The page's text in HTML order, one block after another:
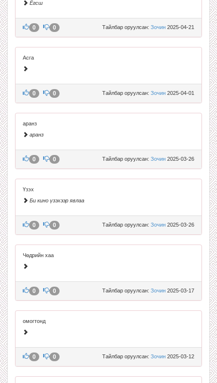
Ёгсш
Тайлбар оруулсан: Зочин 2025-04-21
0 0
Асга
Тайлбар оруулсан: Зочин 2025-04-01
0 0
аранз
аранз
Тайлбар оруулсан: Зочин 2025-03-26
0 0
Үзэх
Би кино үзэхээр явлаа
Тайлбар оруулсан: Зочин 2025-03-26
0 0
Чөдрийн хаа
Тайлбар оруулсан: Зочин 2025-03-17
0 0
омогтонд
Тайлбар оруулсан: Зочин 2025-03-12
0 0